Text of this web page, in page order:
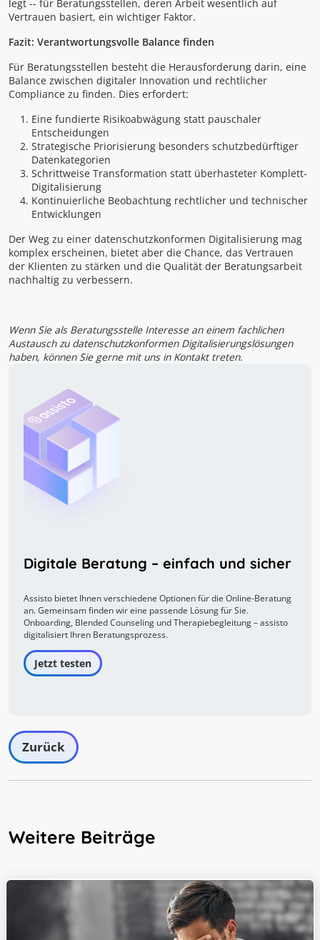
legt -- für Beratungsstellen, deren Arbeit wesentlich auf
Vertrauen basiert, ein wichtiger Faktor.
Fazit: Verantwortungsvolle Balance finden
Für Beratungsstellen besteht die Herausforderung darin, eine
Balance zwischen digitaler Innovation und rechtlicher
Compliance zu finden. Dies erfordert:
Eine fundierte Risikoabwägung statt pauschaler
Entscheidungen
Strategische Priorisierung besonders schutzbedürftiger
Datenkategorien
Schrittweise Transformation statt überhasteter Komplett-
Digitalisierung
Kontinuierliche Beobachtung rechtlicher und technischer
Entwicklungen
Der Weg zu einer datenschutzkonformen Digitalisierung mag
komplex erscheinen, bietet aber die Chance, das Vertrauen
der Klienten zu stärken und die Qualität der Beratungsarbeit
nachhaltig zu verbessern.
Wenn Sie als Beratungsstelle Interesse an einem fachlichen
Austausch zu datenschutzkonformen Digitalisierungslösungen
haben, können Sie gerne mit uns in Kontakt treten.
Digitale Beratung – einfach und sicher
Assisto bietet Ihnen verschiedene Optionen für die Online-Beratung
an. Gemeinsam finden wir eine passende Lösung für Sie.
Onboarding, Blended Counseling und Therapiebegleitung – assisto
digitalisiert Ihren Beratungsprozess.
Jetzt testen
Zurück
Weitere Beiträge